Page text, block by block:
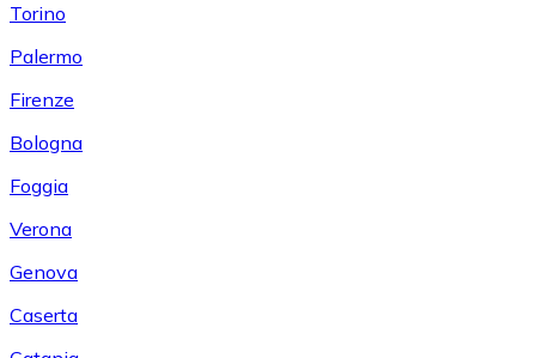
Torino
Palermo
Firenze
Bologna
Foggia
Verona
Genova
Caserta